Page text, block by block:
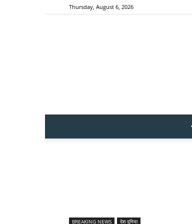
Thursday, August 6, 2026
BREAKING NEWS देश दुनिया